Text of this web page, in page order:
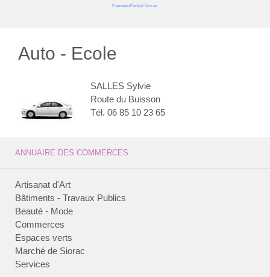
PanneauPocket Siorac
Auto - Ecole
SALLES Sylvie
Route du Buisson
Tél. 06 85 10 23 65
ANNUAIRE DES COMMERCES
Artisanat d'Art
Bâtiments - Travaux Publics
Beauté - Mode
Commerces
Espaces verts
Marché de Siorac
Services